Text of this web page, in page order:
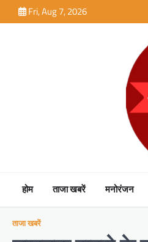
to
Fri, Aug 7, 2026
होम ताजा खबरें मनोरंजन
ताजा खबरें